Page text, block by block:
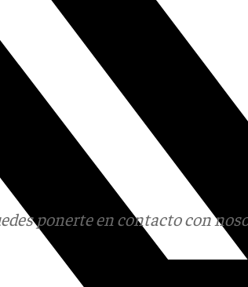
ponerte en contacto con